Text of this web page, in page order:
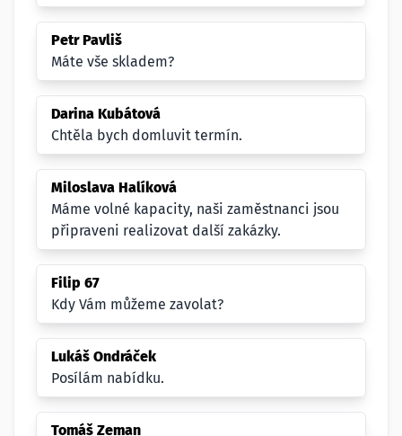
Petr Pavliš
Máte vše skladem?
Darina Kubátová
Chtěla bych domluvit termín.
Miloslava Halíková
Máme volné kapacity, naši zaměstnanci jsou
připraveni realizovat další zakázky.
Filip 67
Kdy Vám můžeme zavolat?
Lukáš Ondráček
Posílám nabídku.
Tomáš Zeman